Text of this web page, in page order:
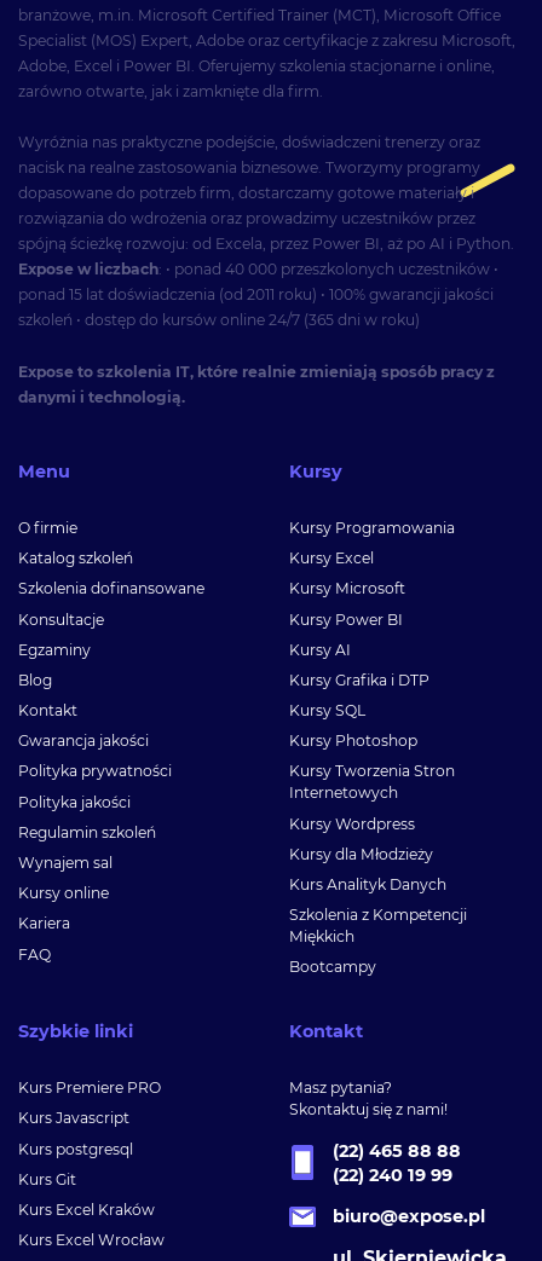
branżowe, m.in. Microsoft Certified Trainer (MCT), Microsoft Office
Specialist (MOS) Expert, Adobe oraz certyfikacje z zakresu Microsoft,
Adobe, Excel i Power BI. Oferujemy szkolenia stacjonarne i online,
zarówno otwarte, jak i zamknięte dla firm.
Wyróżnia nas praktyczne podejście, doświadczeni trenerzy oraz
nacisk na realne zastosowania biznesowe. Tworzymy programy
dopasowane do potrzeb firm, dostarczamy gotowe materiały i
rozwiązania do wdrożenia oraz prowadzimy uczestników przez
spójną ścieżkę rozwoju: od Excela, przez Power BI, aż po AI i Python.
Expose w liczbach: • ponad 40 000 przeszkolonych uczestników •
ponad 15 lat doświadczenia (od 2011 roku) • 100% gwarancji jakości
szkoleń • dostęp do kursów online 24/7 (365 dni w roku)
Expose to szkolenia IT, które realnie zmieniają sposób pracy z
danymi i technologią.
Menu
O firmie
Katalog szkoleń
Szkolenia dofinansowane
Konsultacje
Egzaminy
Blog
Kontakt
Gwarancja jakości
Polityka prywatności
Polityka jakości
Regulamin szkoleń
Wynajem sal
Kursy online
Kariera
FAQ
Kursy
Kursy Programowania
Kursy Excel
Kursy Microsoft
Kursy Power BI
Kursy AI
Kursy Grafika i DTP
Kursy SQL
Kursy Photoshop
Kursy Tworzenia Stron
Internetowych
Kursy Wordpress
Kursy dla Młodzieży
Kurs Analityk Danych
Szkolenia z Kompetencji
Miękkich
Bootcampy
Szybkie linki
Kurs Premiere PRO
Kurs Javascript
Kurs postgresql
Kurs Git
Kurs Excel Kraków
Kurs Excel Wrocław
Kontakt
Masz pytania?
Skontaktuj się z nami!
(22) 465 88 88
(22) 240 19 99
biuro@expose.pl